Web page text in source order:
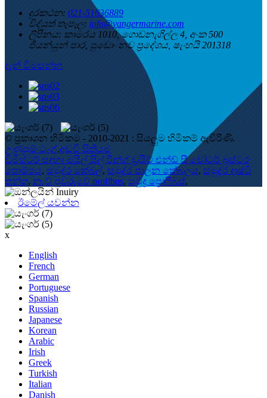
දුරකථන: 021-51636889
විද්යුත් තැපෑල: info@yangermarine.com
ලිපිනය: කාමරය 1010, ගොඩනැගිල්ල 4, අංක 500
ජියන්යුන් පාර, පුඩොං නව ප්‍රදේශය, ෂැංහයි 201318
දැන් විමසන්න
© ප්‍රකාශන හිමිකම - 2010-2021 : සියලුම හිමිකම් ඇවිරිණි.
උණුසුම් ටැග්,අඩවි සිතියම
ඩිමිස්ටර් සඳහා ඔයිල් සීල් රින්ග් ඩ්‍රයිව් එන්ඩ් සී වෝටර් බූස්ටර
පොම්පය, සමුද්ර කේබල්, සමුද්ර පාලන කේබලය, සමුද්ර දෘෂ්ටි
තන්තු, නැව් පුවරුවේ profibus, සමුද්‍ර ප්‍රොෆිබස්,
ඊමේල් යවන්න
x
English
French
German
Portuguese
Spanish
Russian
Japanese
Korean
Arabic
Irish
Greek
Turkish
Italian
Danish